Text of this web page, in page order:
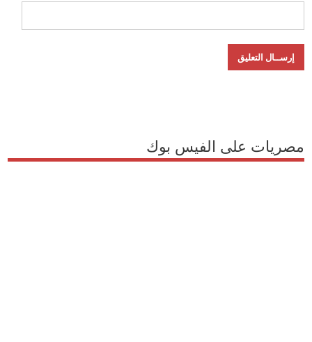
مصريات على الفيس بوك